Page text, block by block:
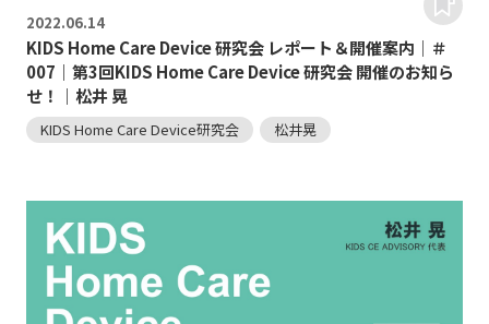
2022.06.14
KIDS Home Care Device 研究会 レポート＆開催案内｜＃
007｜第3回KIDS Home Care Device 研究会 開催のお知ら
せ！｜松井 晃
KIDS Home Care Device研究会 松井晃